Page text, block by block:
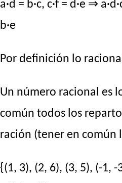
a·d = b·c, c·f = d·e ⇒
b·e
Por definición lo
Un número racional es
común todos los
ración (tener en común
{(1, 3), (2, 6), (3, 5), (-1, -